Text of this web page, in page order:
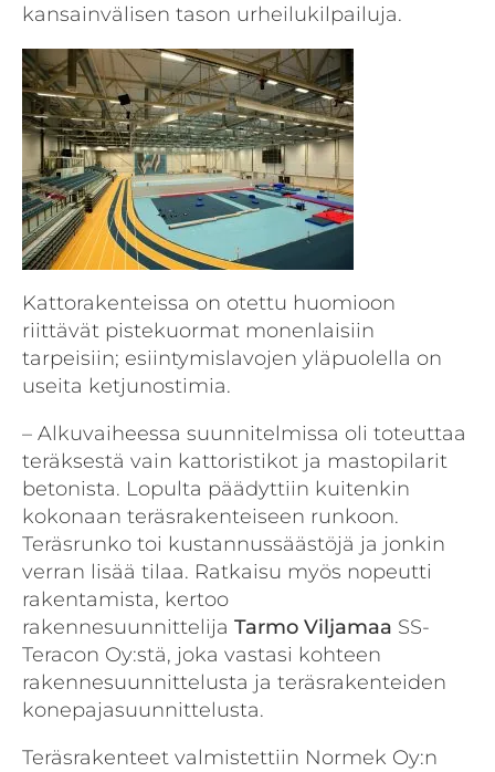
kansainvälisen tason urheilukilpailuja.
Kattorakenteissa on otettu huomioon
riittävät pistekuormat monenlaisiin
tarpeisiin; esiintymislavojen yläpuolella on
useita ketjunostimia.
– Alkuvaiheessa suunnitelmissa oli toteuttaa
teräksestä vain kattoristikot ja mastopilarit
betonista. Lopulta päädyttiin kuitenkin
kokonaan teräsrakenteiseen runkoon.
Teräsrunko toi kustannussäästöjä ja jonkin
verran lisää tilaa. Ratkaisu myös nopeutti
rakentamista, kertoo
rakennesuunnittelija Tarmo Viljamaa SS-
Teracon Oy:stä, joka vastasi kohteen
rakennesuunnittelusta ja teräsrakenteiden
konepajasuunnittelusta.
Teräsrakenteet valmistettiin Normek Oy:n